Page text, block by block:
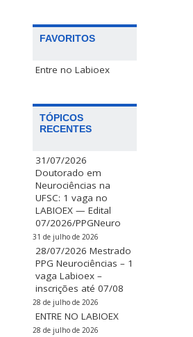
FAVORITOS
Entre no Labioex
TÓPICOS
RECENTES
31/07/2026
Doutorado em
Neurociências na
UFSC: 1 vaga no
LABIOEX — Edital
07/2026/PPGNeuro
31 de julho de 2026
28/07/2026 Mestrado
PPG Neurociências – 1
vaga Labioex –
inscrições até 07/08
28 de julho de 2026
ENTRE NO LABIOEX
28 de julho de 2026